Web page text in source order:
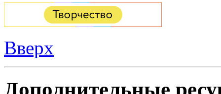
Дополнительные
Запись в 1 класс